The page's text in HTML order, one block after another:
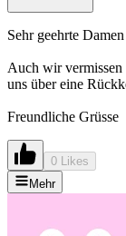
Sehr geehrte
Auch wir
uns über eine
Freundliche Grüsse
0 Likes
Mehr